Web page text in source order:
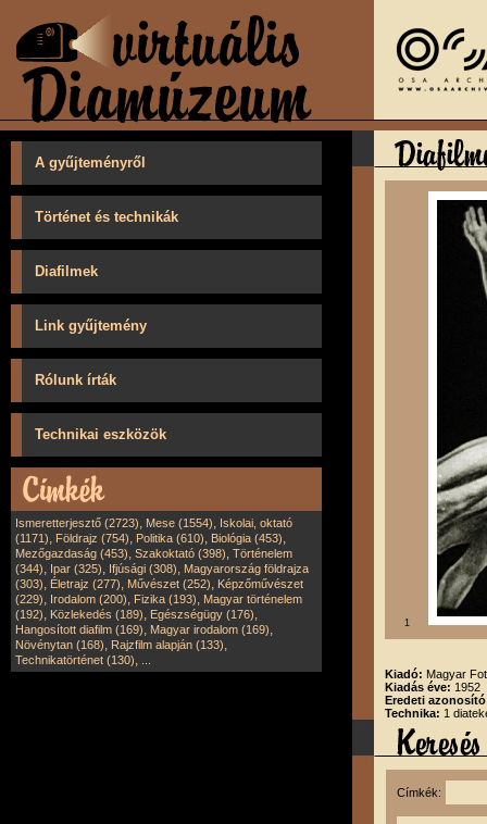
A gyűjteményről
Történet és technikák
Diafilmek
Link gyűjtemény
Rólunk írták
Technikai eszközök
Ismeretterjesztő (2723), Mese (1554), Iskolai, oktató
(1171), Földrajz (754), Politika (610), Biológia (453),
Mezőgazdaság (453), Szakoktató (398), Történelem
(344), Ipar (325), Ifjúsági (308), Magyarország földrajza
(303), Életrajz (277), Művészet (252), Képzőművészet
(229), Irodalom (200), Fizika (193), Magyar történelem
(192), Közlekedés (189), Egészségügy (176),
Hangosított diafilm (169), Magyar irodalom (169),
Növénytan (168), Rajzfilm alapján (133),
Technikatörténet (130),
1
Kiadó: Magyar
Kiadás éve: 1952
Eredeti
Technika: 1
Címkék: